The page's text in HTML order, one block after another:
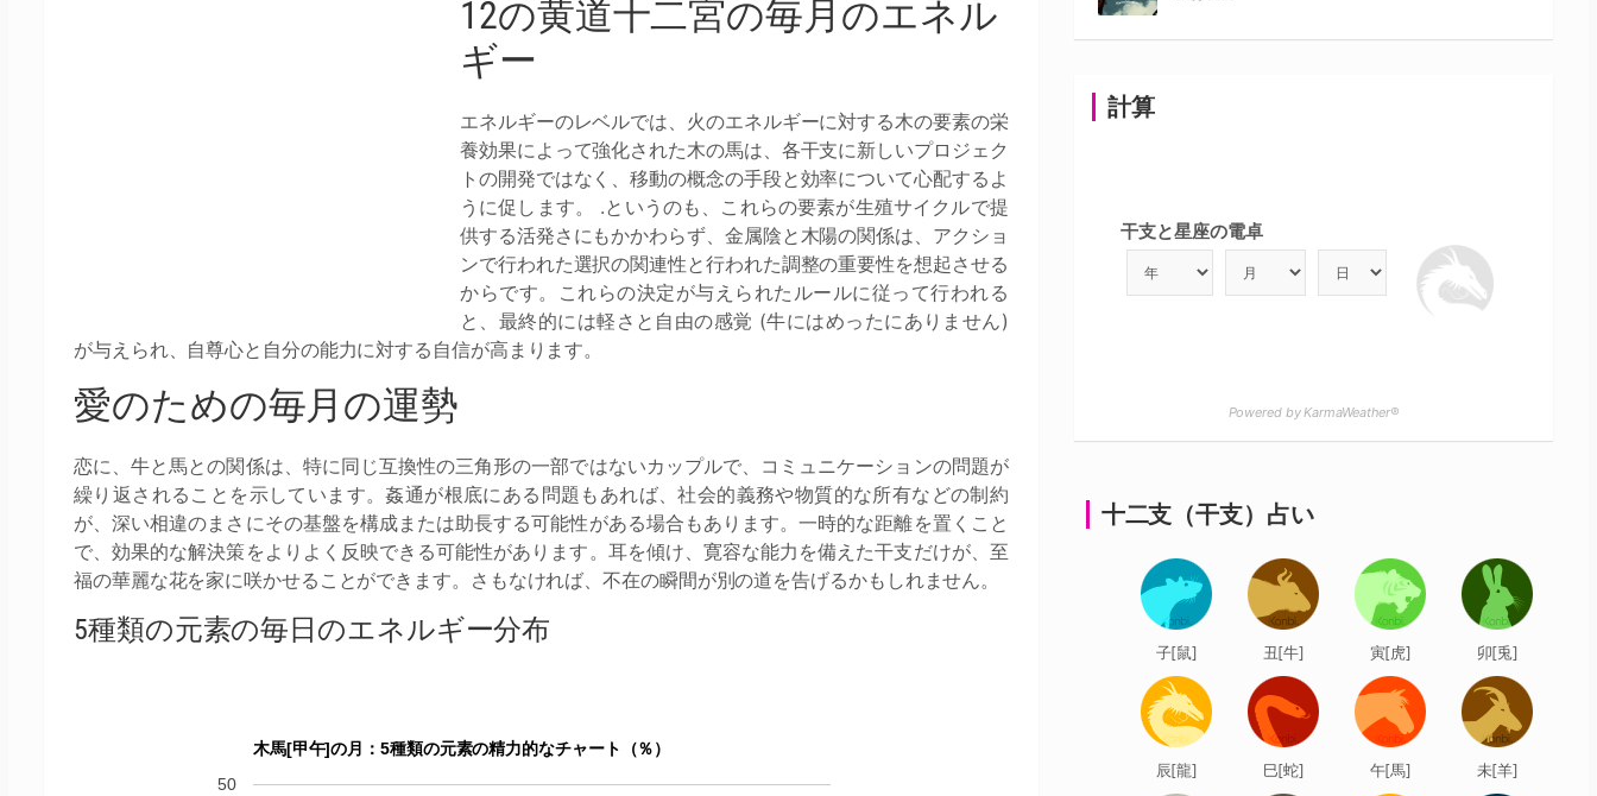
12の黄道十二宮の毎月のエネル
ギー
エネルギーのレベルでは、火のエネルギーに対する木の要素の栄
養効果によって強化された木の馬は、各干支に新しいプロジェク
トの開発ではなく、移動の概念の手段と効率について心配するよ
うに促します。 .というのも、これらの要素が生殖サイクルで提
供する活発さにもかかわらず、金属陰と木陽の関係は、アクショ
ンで行われた選択の関連性と行われた調整の重要性を想起させる
からです。これらの決定が与えられたルールに従って行われる
と、最終的には軽さと自由の感覚 (牛にはめったにありません)
が与えられ、自尊心と自分の能力に対する自信が高まります。
愛のための毎月の運勢
恋に、牛と馬との関係は、特に同じ互換性の三角形の一部ではないカップルで、コミュニケーションの問題が
繰り返されることを示しています。姦通が根底にある問題もあれば、社会的義務や物質的な所有などの制約
が、深い相違のまさにその基盤を構成または助長する可能性がある場合もあります。一時的な距離を置くこと
で、効果的な解決策をよりよく反映できる可能性があります。耳を傾け、寛容な能力を備えた干支だけが、至
福の華麗な花を家に咲かせることができます。さもなければ、不在の瞬間が別の道を告げるかもしれません。
5種類の元素の毎日のエネルギー分布
木馬[甲午]の月：5種類の元素の精力的なチャート（％）
50
計算
干支と星座の電卓
Powered by KarmaWeather®
十二支（干支）占い
子[鼠] 丑[牛] 寅[虎] 卯[兎]
辰[龍] 巳[蛇] 午[馬] 未[羊]